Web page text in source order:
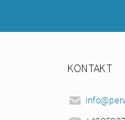
KONTAKT
info@